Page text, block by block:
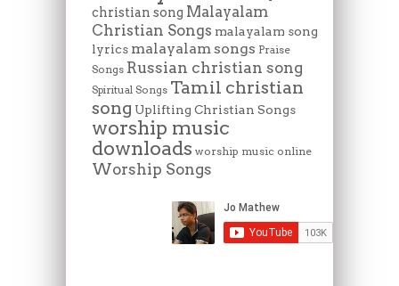
christian song Malayalam
Christian Songs malayalam song
lyrics malayalam songs Praise
Songs Russian christian song
Spiritual Songs Tamil christian
song Uplifting Christian Songs
worship music
downloads worship music online
Worship Songs